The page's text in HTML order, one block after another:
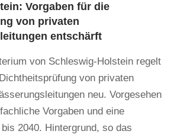
Vorgaben für die
von privaten
entschärft
von Schleswig-Holstein regelt
von privaten
neu. Vorgesehen
Vorgaben und eine
2040. Hintergrund, so das